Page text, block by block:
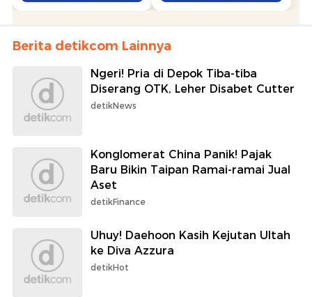
Berita detikcom Lainnya
Ngeri! Pria di Depok Tiba-tiba
Diserang OTK, Leher Disabet Cutter
detikNews
Konglomerat China Panik! Pajak
Baru Bikin Taipan Ramai-ramai Jual
Aset
detikFinance
Uhuy! Daehoon Kasih Kejutan Ultah
ke Diva Azzura
detikHot